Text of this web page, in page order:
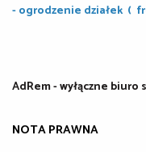
- ogrodzenie działek (
AdRem - wyłączne biuro
NOTA PRAWNA